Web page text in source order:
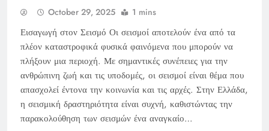
October 29, 2025 1 mins
Εισαγωγή στον Σεισμό Οι σεισμοί αποτελούν ένα από τα
πλέον καταστροφικά φυσικά φαινόμενα που μπορούν να
πλήξουν μια περιοχή. Με σημαντικές συνέπειες για την
ανθρώπινη ζωή και τις υποδομές, οι σεισμοί είναι θέμα που
απασχολεί έντονα την κοινωνία και τις αρχές. Στην Ελλάδα,
η σεισμική δραστηριότητα είναι συχνή, καθιστώντας την
παρακολούθηση των σεισμών ένα αναγκαίο…